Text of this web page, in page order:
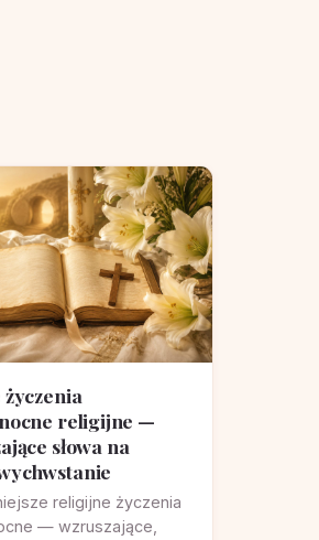
życzenia
religijne —
słowa na
religijne życzenia
— wzruszające,